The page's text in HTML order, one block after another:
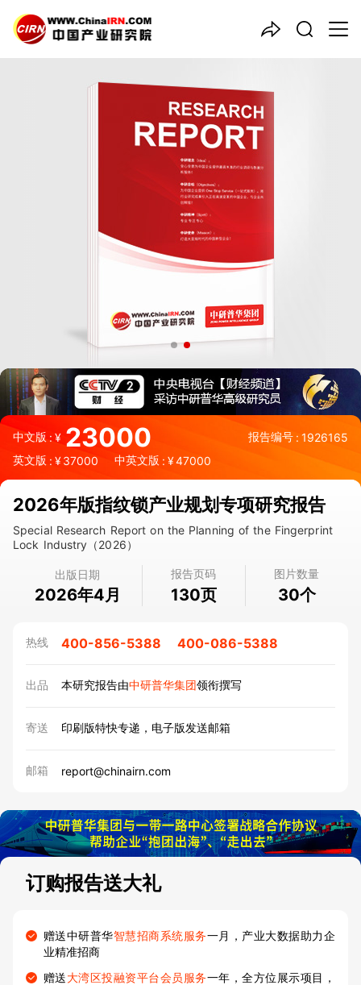
中文版:¥ 23000 报告编号 : 1926165
英文版 : ¥37000 中英文版 : ¥47000
2026年版指纹锁产业规划专项研究报告
Special Research Report on the Planning of the Fingerprint
Lock Industry（2026）
出版日期
2026年4月
报告页码
130页
图片数量
30个
热线 400-856-5388 400-086-5388
出品 本研究报告由中研普华集团领衔撰写
寄送 印刷版特快专递，电子版发送邮箱
邮箱 report@chinairn.com
订购报告送大礼
赠送中研普华智慧招商系统服务一月，产业大数据助力企
业精准招商
赠送大湾区投融资平台会员服务一年，全方位展示项目，
中国产业咨询领导者
2026年版
项研究报告
品质保障，一年免费更新维护
报告编号：1926165
出版日期：2026年4月
《2026年版指纹锁产业规划专项研究报告》由中研普华指纹锁行
业分析专家领衔撰写，主要分析了指纹锁行业的市场规模、发展现
状与投资前景，同时对指纹锁行业的未来发展做出科学的趋势预测
和专业的指纹锁行业数据分析，帮助客户评估指纹锁行业投资价
27年研究经验，深度洞察行业驱动力
多元化、高学历的实战型精英团队